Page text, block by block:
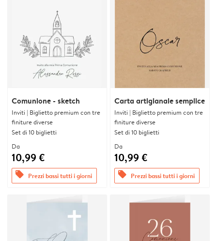
Comunione - sketch
Inviti | Biglietto premium con tre
finiture diverse
Set di 10 biglietti
Da
10,99 €
offers Prezzi bassi tutti i giorni
Carta artigianale semplice
Inviti | Biglietto premium con tre
finiture diverse
Set di 10 biglietti
Da
10,99 €
offers Prezzi bassi tutti i giorni